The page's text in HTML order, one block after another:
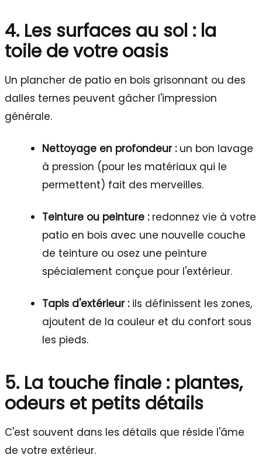
4. Les surfaces au sol : la
toile de votre oasis
Un plancher de patio en bois grisonnant ou des
dalles ternes peuvent gâcher l'impression
générale.
Nettoyage en profondeur :un bon lavage
à pression (pour les matériaux qui le
permettent) fait des merveilles.
Teinture ou peinture :redonnez vie à votre
patio en bois avec une nouvelle couche
de teinture ou osez une peinture
spécialement conçue pour l'extérieur.
Tapis d'extérieur :ils définissent les zones,
ajoutent de la couleur et du confort sous
les pieds.
5. La touche finale : plantes,
odeurs et petits détails
C'est souvent dans les détails que réside l'âme
de votre extérieur.